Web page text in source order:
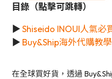
目錄（點擊可跳轉）
▶Shiseido INOUI人氣必
▶ Buy&Ship海外代購教學
在全球買好貨，透過